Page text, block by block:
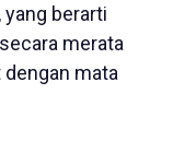
berarti
merata
mata